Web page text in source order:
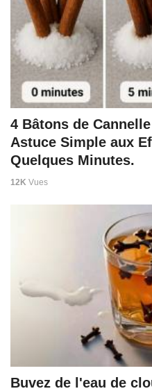
4 Bâtons de
Astuce Simple aux
Quelques Minutes.
12K Vues
Buvez de l'eau de